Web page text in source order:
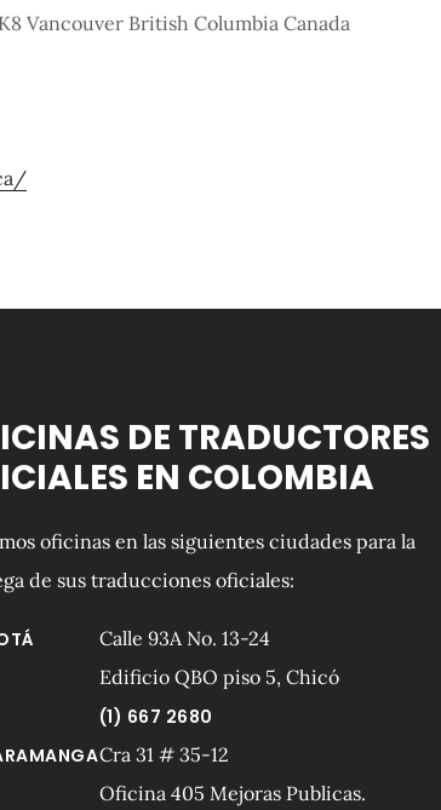
Vancouver British Columbia Canada
DE TRADUCTORES
EN COLOMBIA
oficinas en las siguientes ciudades para la
de sus traducciones oficiales:
Calle 93A No. 13-24
Edificio QBO piso 5, Chicó
(1) 667 2680
Cra 31 # 35-12
Oficina 405 Mejoras Publicas.